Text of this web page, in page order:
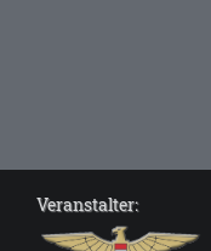
Veranstalter: